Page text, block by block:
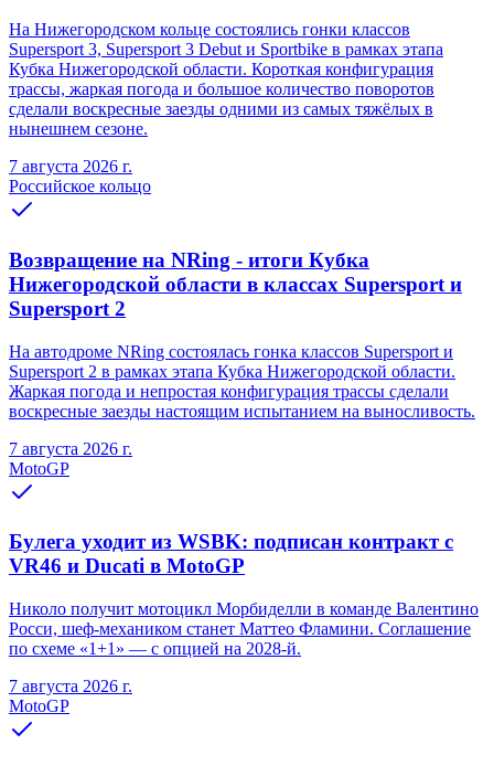
На Нижегородском кольце состоялись гонки классов
Supersport 3, Supersport 3 Debut и Sportbike в рамках этапа
Кубка Нижегородской области. Короткая конфигурация
трассы, жаркая погода и большое количество поворотов
сделали воскресные заезды одними из самых тяжёлых в
нынешнем сезоне.
7 августа 2026 г.
Российское кольцо
Возвращение на NRing - итоги Кубка
Нижегородской области в классах Supersport и
Supersport 2
На автодроме NRing состоялась гонка классов Supersport и
Supersport 2 в рамках этапа Кубка Нижегородской области.
Жаркая погода и непростая конфигурация трассы сделали
воскресные заезды настоящим испытанием на выносливость.
7 августа 2026 г.
MotoGP
Булега уходит из WSBK: подписан контракт с
VR46 и Ducati в MotoGP
Николо получит мотоцикл Морбиделли в команде Валентино
Росси, шеф-механиком станет Маттео Фламини. Соглашение
по схеме «1+1» — с опцией на 2028-й.
7 августа 2026 г.
MotoGP